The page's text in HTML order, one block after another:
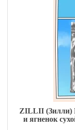
ZILLII (Зилли)
и ягненок